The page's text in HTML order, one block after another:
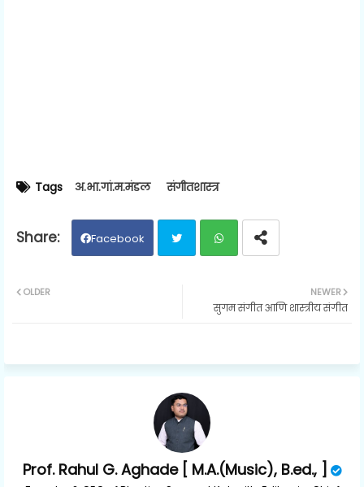
Tags अ.भा.गां.म.मंडल संगीतशास्त्र
Facebook
ats
NEWER
सुगम संगीत आणि शास्त्रीय संगीत
OLDER
Prof. Rahul G. Aghade [ M.A.(Music), B.ed., ]